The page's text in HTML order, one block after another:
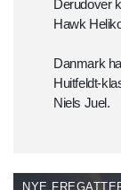
Derudover
Hawk
Danmark
Huitfeldt-
Niels Juel.